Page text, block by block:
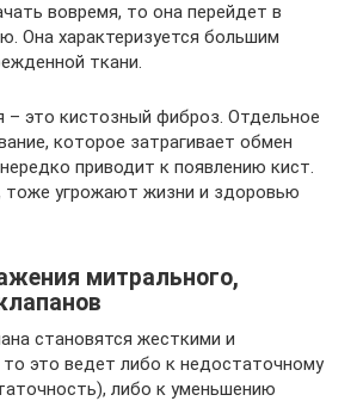
вовремя, то она перейдет в
Она характеризуется большим
ткани.
– это кистозный фиброз. Отдельное
которое затрагивает обмен
приводит к появлению кист.
тоже угрожают жизни и здоровью
митрального,
становятся жесткими и
это ведет либо к недостаточному
либо к уменьшению